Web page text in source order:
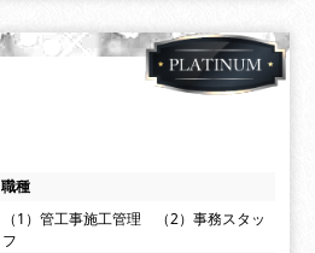
職種
（1）管工事施工管理 （2）事務スタッ
フ